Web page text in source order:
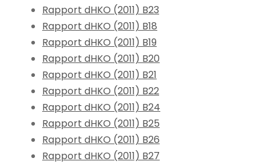
Rapport dHKO (2011) B23
Rapport dHKO (2011) B18
Rapport dHKO (2011) B19
Rapport dHKO (2011) B20
Rapport dHKO (2011) B21
Rapport dHKO (2011) B22
Rapport dHKO (2011) B24
Rapport dHKO (2011) B25
Rapport dHKO (2011) B26
Rapport dHKO (2011) B27